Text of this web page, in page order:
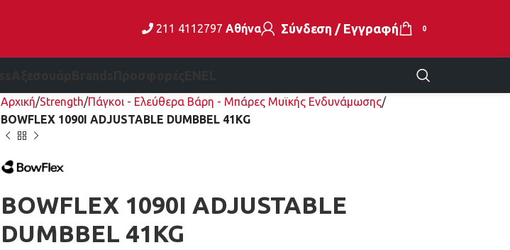
211 4112797 Αθήνα Σύνδεση / Εγγραφή 0
Αρχική Strength Πάγκοι - Ελεύθερα Βάρη - Μπάρες Μυϊκής Ενδυνάμωσης
BOWFLEX 1090I ADJUSTABLE DUMBBEL 41KG
BOWFLEX 1090I ADJUSTABLE
DUMBBEL 41KG